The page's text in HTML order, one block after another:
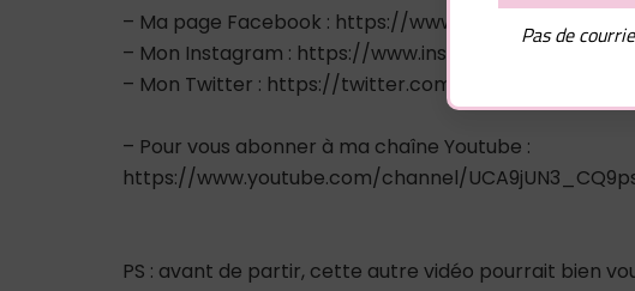
– Ma page Facebook : https://www.facebook.com/
– Mon Instagram : https://www.instagram.com/
– Mon Twitter : https://twitter.com/pluiedecyprine
– Pour vous abonner à ma chaîne Youtube :
https://www.youtube.com/channel/
PS : avant de partir, cette autre vidéo pourrait bien
Pas de